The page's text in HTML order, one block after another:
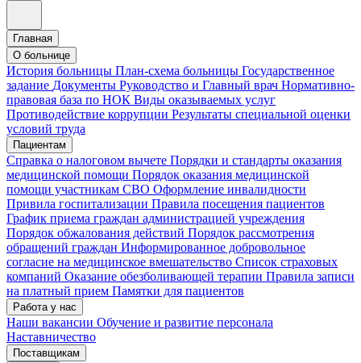
Главная
О больнице
История больницы План-схема больницы Государственное
задание Документы Руководство и Главный врач Нормативно-
правовая база по НОК Виды оказываемых услуг
Противодействие коррупции Результаты специальной оценки
условий труда
Пациентам
Справка о налоговом вычете Порядки и стандарты оказания
медицинской помощи Порядок оказания медицинской
помощи участникам СВО Оформление инвалидности
Привила госпитализации Правила посещения пациентов
График приема граждан администрацией учреждения
Порядок обжалования действий Порядок рассмотрения
обращений граждан Информированное добровольное
согласие на медицинское вмешательство Список страховых
компаний Оказание обезболивающей терапии Правила записи
на платный прием Памятки для пациентов
Работа у нас
Наши вакансии Обучение и развитие персонала
Наставничество
Поставщикам